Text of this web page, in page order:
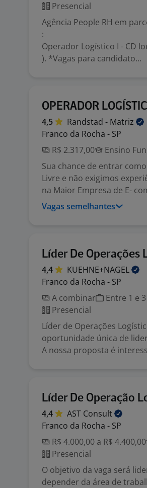
Presencial
Agência People RH em
:
Operador Logístico I - CD
). *Vagas para candidato...
OPERADOR
4,5 Randstad - Matriz
Franco da Rocha - SP
R$ 2.317,00
Ensino
Sua chance de entrar
Livre e não exigimos
na Maior Empresa de E-
Vagas semelhantes
Líder De Operações
4,4
KUEHNE+NAGEL
Franco da Rocha - SP
A combinar
Entre 1 e
Presencial
Líder de Operações
oportunidade única de
A nossa proposta é
Líder De Operação
4,4 AST Consult
Franco da Rocha - SP
R$ 4.000,00 a R$ 4.400,00
Presencial
O objetivo da vaga será
depender da área de